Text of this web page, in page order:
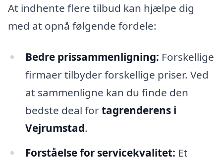
At indhente flere tilbud kan hjælpe dig
med at opnå følgende fordele:
Bedre prissammenligning: Forskellige
firmaer tilbyder forskellige priser. Ved
at sammenligne kan du finde den
bedste deal fortagrenderens i
Vejrumstad.
Forståelse for servicekvalitet: Et